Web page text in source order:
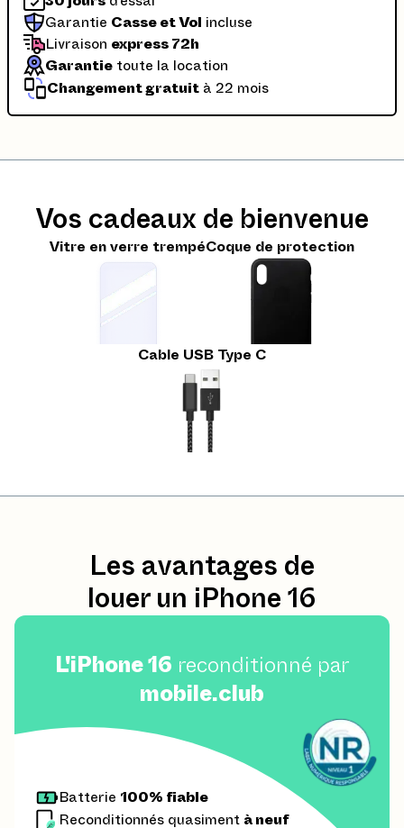
Garantie Casse et Vol
incluse
Livraison express 72h
Garantie toute la location
Changement gratuit à 22 mois
Vos cadeaux de bienvenue
Vitre en verre trempéCoque de protection
Cable USB Type C
Les avantages de
louer un iPhone 16
L'iPhone 16 reconditionné par
mobile.club
Batterie 100% fiable
Reconditionnés quasiment à neuf